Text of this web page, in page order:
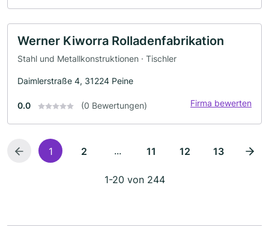
Werner Kiworra Rolladenfabrikation
Stahl und Metallkonstruktionen · Tischler
Daimlerstraße 4, 31224 Peine
0.0 (0 Bewertungen) Firma bewerten
1 2 ... 11 12 13
1-20 von 244